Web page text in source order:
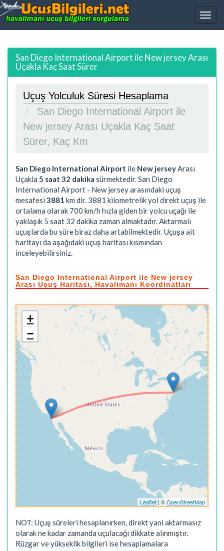
San Diego International Airport ile New jersey Arası
Uçakla Kaç Saat Sürer
Uçuş Yolculuk Süresi Hesaplama
San Diego International Airport ile
New jersey Arası Uçakla Kaç Saat
Sürer, Kaç Km
San Diego International Airport ile New jersey Arası
Uçakla 5 saat 32 dakika sürmektedir. San Diego
International Airport - New jersey arasındaki uçuş
mesafesi 3881 km dir. 3881 kilometrelik yol direkt uçuş ile
ortalama olarak 700 km/h hızla giden bir yolcu uçağı ile
yaklaşık 5 saat 32 dakika zaman almaktadır. Aktarmalı
uçuşlarda bu süre biraz daha artabilmektedir. Uçuşa ait
haritayı da aşağıdaki uçuş haritası kısmından
inceleyebilirsiniz.
San Diego International Airport ile New jersey
Arası Uçuş Haritası, Havalimanı Koordinatları
+
−
Leaflet | ©OpenStreetMap
NOT: Uçuş süreleri hesaplanırken, direkt yani aktarmasız
olarak ne kadar zamanda uçulacağı dikkate alınmıştır.
Rüzgar ve yükseklik bilgileri ise hesaplamalara